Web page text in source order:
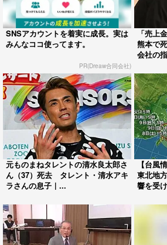
SNSアカウントを着実に成長。実は
みんなココ使ってます。
PR(Dreaw合同会社)
「売上
熊本で
会社の
元ものまねタレントの清水良太郎さ
ん（37）死去 タレント・清水アキ
ラさんの息子｜...
【台風
東北地
響を受